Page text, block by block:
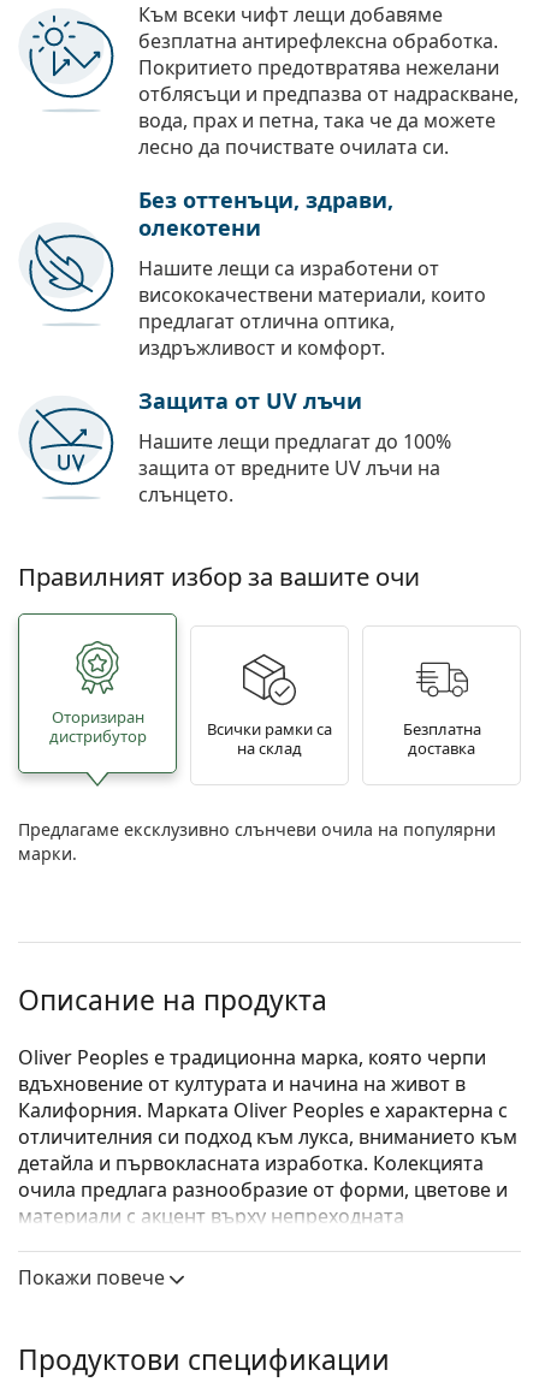
Към всеки чифт лещи добавяме
безплатна антирефлексна обработка.
Покритието предотвратява нежелани
отблясъци и предпазва от надраскване,
вода, прах и петна, така че да можете
лесно да почиствате очилата си.
Без оттенъци, здрави,
олекотени
Нашите лещи са изработени от
висококачествени материали, които
предлагат отлична оптика,
издръжливост и комфорт.
Защита от UV лъчи
Нашите лещи предлагат до 100%
защита от вредните UV лъчи на
слънцето.
Правилният избор за вашите очи
Oторизиран
дистрибутор
Всички рамки са
на склад
Безплатна
доставка
Предлагаме ексклузивно слънчеви очила на популярни
марки.
Описание на продукта
Oliver Peoples е традиционна марка, която черпи
вдъхновение от културата и начина на живот в
Калифорния. Марката Oliver Peoples е характерна с
отличителния си подход към лукса, вниманието към
детайла и първокласната изработка. Колекцията
очила предлага разнообразие от форми, цветове и
материали с акцент върху непреходната
Oliver Peoples O´Malley 0OV5183 1011 47
Вижте как изглеждате с тези очила с виртуалното
огледало на Lentiamo.
Покажи повече
Продуктови спецификации